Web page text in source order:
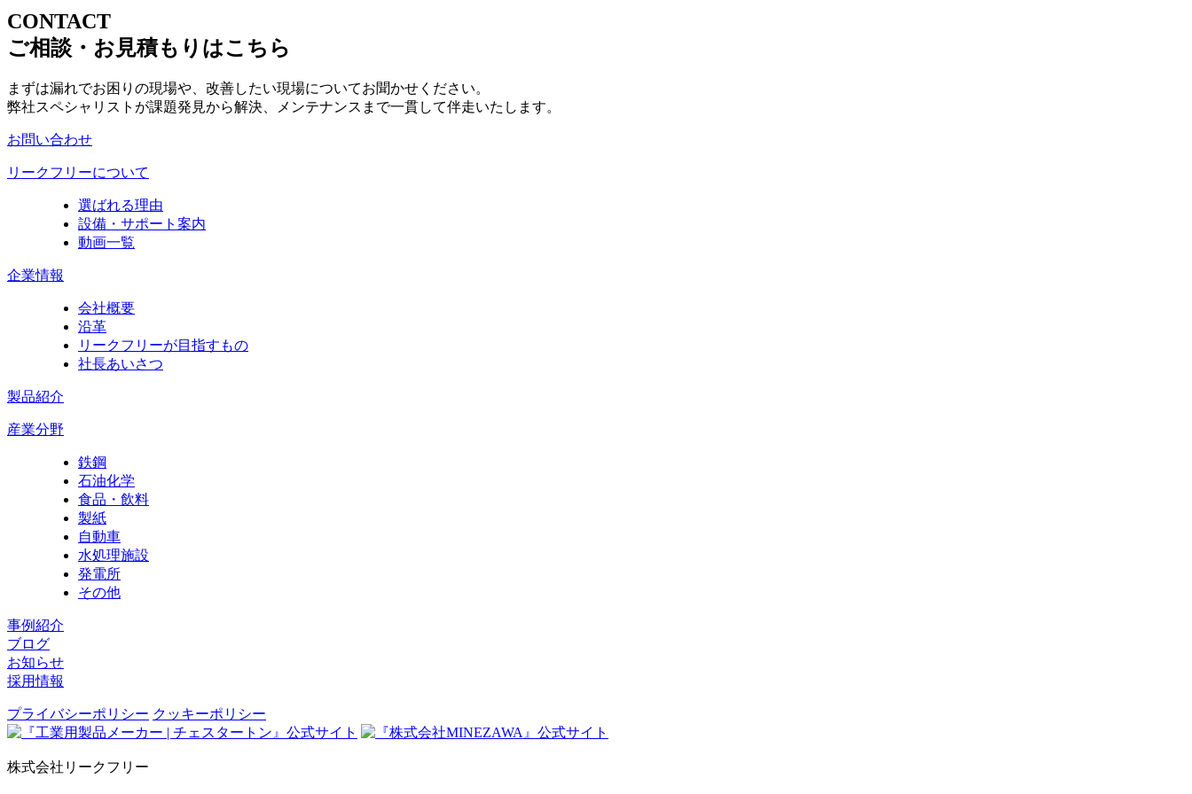
CONTACT
ご相談・お見積もりはこちら
まずは漏れでお困りの現場や、改善したい現場についてお聞かせください。
弊社スペシャリストが課題発見から解決、メンテナンスまで一貫して伴走いたします。
お問い合わせ
リークフリーについて
選ばれる理由
設備・サポート案内
動画一覧
企業情報
会社概要
沿革
リークフリーが目指すもの
社長あいさつ
製品紹介
産業分野
鉄鋼
石油化学
食品・飲料
製紙
自動車
水処理施設
発電所
その他
事例紹介
ブログ
お知らせ
採用情報
プライバシーポリシー クッキーポリシー
株式会社リークフリー